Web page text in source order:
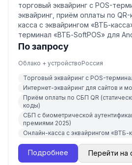
торговый эквайринг с POS-
эквайринг, приём оплаты по
касса с эквайрингом «ВТБ-
терминал «ВТБ-SoftPOS» для
По запросу
Облако + устройствоРоссия
Торговый эквайринг с POS-
Интернет-эквайринг для сайтов и
Приём оплаты по СБП QR
коды)
СБП с биометрической
премиями 2025)
Онлайн-касса с эквайрингом «ВТБ-
Подробнее Перейти на